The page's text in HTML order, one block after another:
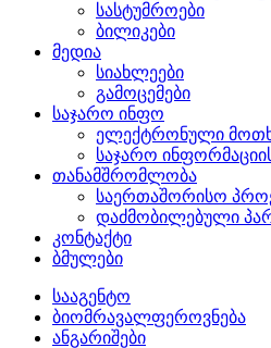
სასტუმროები
ბილიკები
მედია
სიახლეები
გამოცემები
საჯარო ინფო
ელექტრონული
საჯარო
თანამშრომლობა
საერთაშორისო
დაძმობილებული
კონტაქტი
ბმულები
სააგენტო
ბიომრავალფეროვნება
ანგარიშები